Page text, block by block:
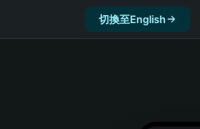
切換至English